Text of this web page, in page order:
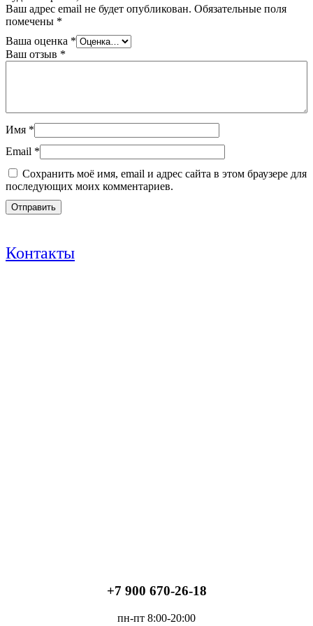
Ваш адрес email не будет опубликован. Обязательные поля
помечены *
Ваша оценка *
Ваш отзыв *
Имя *
Email *
Сохранить моё имя, email и адрес сайта в этом браузере для
последующих моих комментариев.
Контакты
+7 900 670-26-18
пн-пт 8:00-20:00